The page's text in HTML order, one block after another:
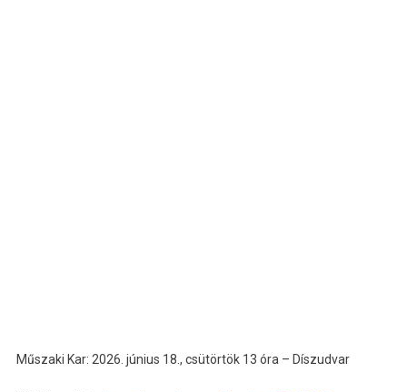
Műszaki Kar: 2026. június 18., csütörtök 13 óra – Díszudvar